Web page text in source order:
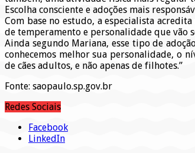
Escolha consciente e adoções mais
Com base no estudo, a especialista
de temperamento e personalidade que vão
Ainda segundo Mariana, esse tipo de
conhecemos melhor sua personalidade, o
de cães adultos, e não apenas de filhotes.”
Fonte: saopaulo.sp.gov.br
Redes Sociais
Facebook
LinkedIn